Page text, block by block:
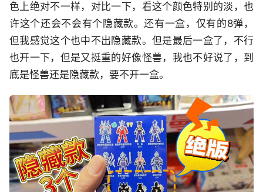
色上绝对不一样，对比一下，看这个颜色特别的淡，也
许这个还会不会有个隐藏款。还有一盒，仅有的8弹，
但我感觉这个也中不出隐藏款。但是最后一盒了，不行
也开一下，但是又挺重的好像怪兽，我也不好说了，到
底是怪兽还是隐藏款，要不开一盒。